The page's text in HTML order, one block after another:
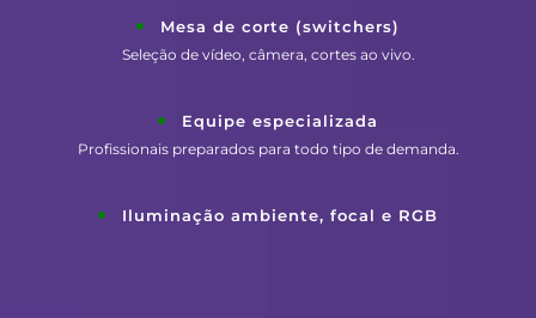
Mesa de corte (switchers)
Seleção de vídeo, câmera, cortes ao vivo.
Equipe especializada
Profissionais preparados para todo tipo de demanda.
Iluminação ambiente, focal e RGB